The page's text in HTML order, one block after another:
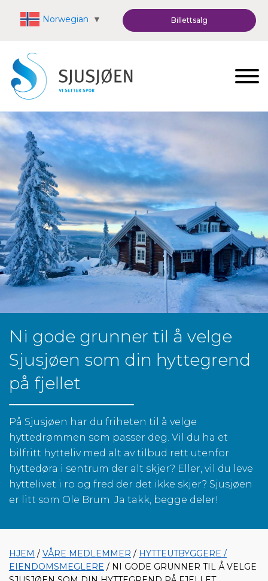
Norwegian ▼ Billettsalg
Ni gode grunner til å velge
Sjusjøen som din hyttegrend
på fjellet
På Sjusjøen har du friheten til å velge
hyttedrømmen som passer deg. Vil du ha et
bilfritt hytteliv med alt av tilbud rett utenfor
hyttedøra i sentrum der alt skjer? Eller, vil du leve
hyttelivet i ro og fred der det ikke skjer? Sjusjøen
er litt som Ole Brum. Ja takk, begge deler!
HJEM / VÅRE MEDLEMMER / HYTTEUTBYGGERE /
EIENDOMSMEGLERE / NI GODE GRUNNER TIL Å VELGE